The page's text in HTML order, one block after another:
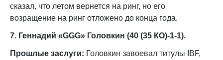
сказал, что летом вернется на ринг, но его
возращение на ринг отложено до конца года.
7. Геннадий «GGG» Головкин (40 (35 КО)-1-1).
Прошлые заслуги: Головкин завоевал титулы IBF,